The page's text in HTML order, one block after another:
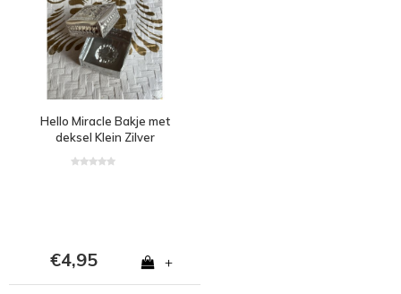
Hello Miracle Bakje met
deksel Klein Zilver
€4,95 +